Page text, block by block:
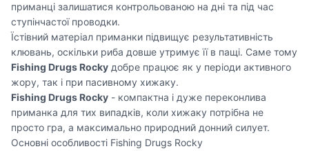
приманці залишатися контрольованою на дні та під час
ступінчастої проводки.
Їстівний матеріал приманки підвищує результативність
клювань, оскільки риба довше утримує її в пащі. Саме тому
Fishing Drugs Rocky добре працює як у періоди активного
жору, так і при пасивному хижаку.
Fishing Drugs Rocky - компактна і дуже переконлива
приманка для тих випадків, коли хижаку потрібна не
просто гра, а максимально природний донний силует.
Основні особливості Fishing Drugs Rocky